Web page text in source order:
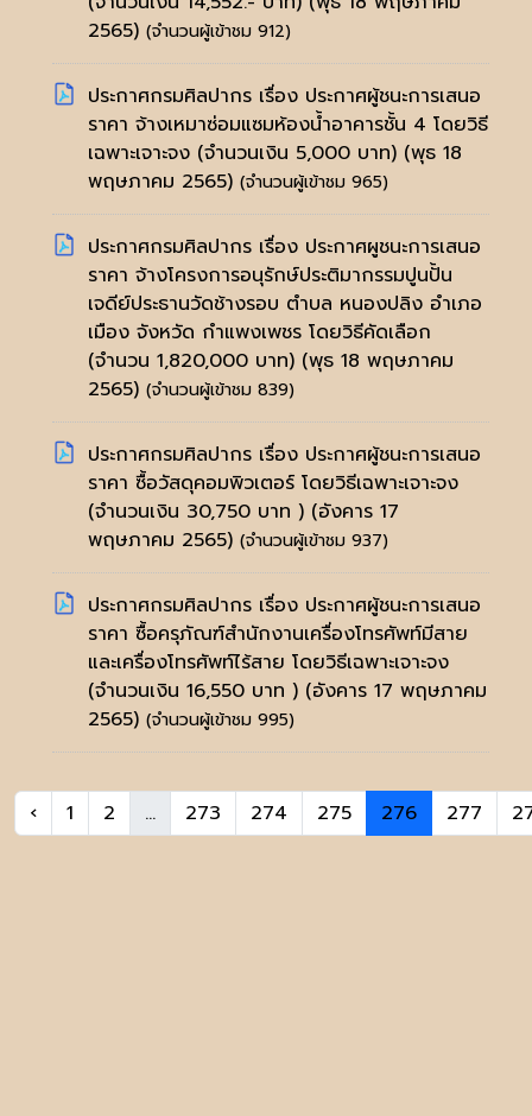
2565) (จำนวนผู้เข้าชม 912)
ประกาศกรมศิลปากร เรื่อง ประกาศผู้ชนะการเสนอ
ราคา จ้างเหมาซ่อมแซมห้องน้ำอาคารชั้น 4 โดยวิธี
เฉพาะเจาะจง (จำนวนเงิน 5,000 บาท) (พุธ 18
พฤษภาคม 2565) (จำนวนผู้เข้าชม 965)
ประกาศกรมศิลปากร เรื่อง ประกาศผูชนะการเสนอ
ราคา จ้างโครงการอนุรักษ์ประติมากรรมปูนปั้น
เจดีย์ประธานวัดช้างรอบ ตำบล หนองปลิง อำเภอ
เมือง จังหวัด กำแพงเพชร โดยวิธีคัดเลือก
(จำนวน 1,820,000 บาท) (พุธ 18 พฤษภาคม
2565) (จำนวนผู้เข้าชม 839)
ประกาศกรมศิลปากร เรื่อง ประกาศผู้ชนะการเสนอ
ราคา ซื้อวัสดุคอมพิวเตอร์ โดยวิธีเฉพาะเจาะจง
(จำนวนเงิน 30,750 บาท ) (อังคาร 17
พฤษภาคม 2565) (จำนวนผู้เข้าชม 937)
ประกาศกรมศิลปากร เรื่อง ประกาศผู้ชนะการเสนอ
ราคา ซื้อครุภัณฑ์สำนักงานเครื่องโทรศัพท์มีสาย
และเครื่องโทรศัพท์ไร้สาย โดยวิธีเฉพาะเจาะจง
(จำนวนเงิน 16,550 บาท ) (อังคาร 17 พฤษภาคม
2565) (จำนวนผู้เข้าชม 995)
‹ 1 2 ... 273 274 275 276 277